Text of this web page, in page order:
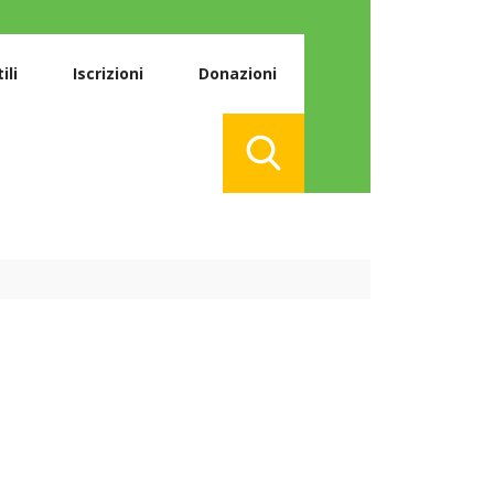
Iscrizioni Donazioni